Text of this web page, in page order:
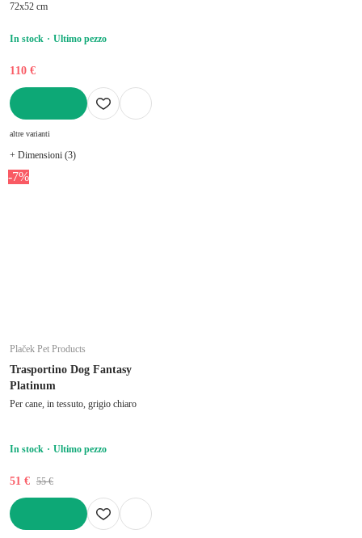
72x52 cm
In stock Ultimo pezzo
110 €
altre varianti
+ Dimensioni (3)
-7%
Plaček Pet Products
Trasportino Dog Fantasy
Platinum
Per cane, in tessuto, grigio chiaro
In stock Ultimo pezzo
51 € 55 €